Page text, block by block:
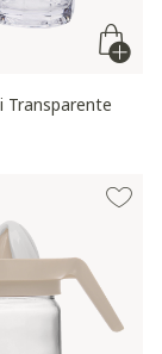
Transparente